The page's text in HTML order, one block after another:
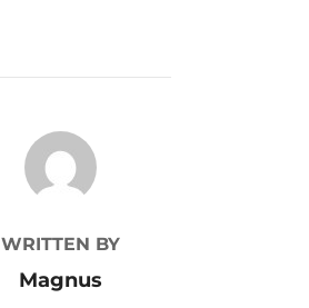
POST AUTHOR
WRITTEN BY
Magnus